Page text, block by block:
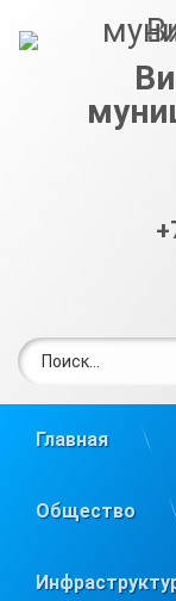
Главная
Общество